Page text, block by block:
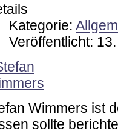
Kategorie:
Veröffentlicht:
Wimmers ist
sollte